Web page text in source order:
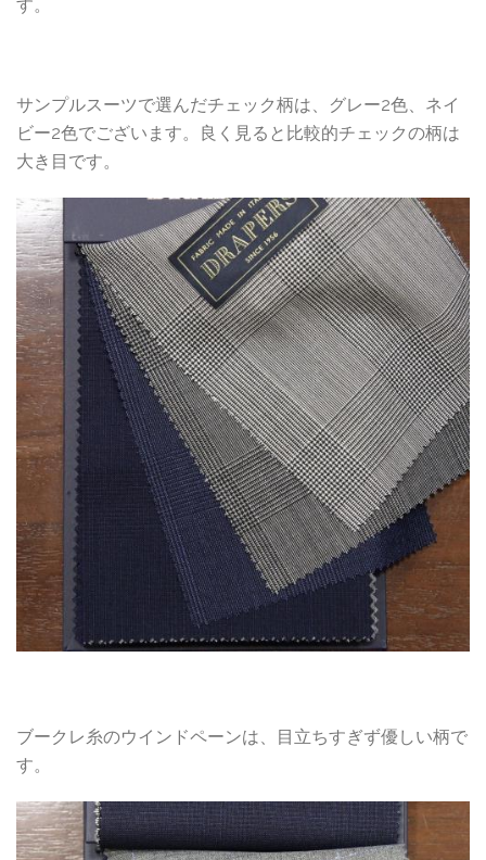
す。
サンプルスーツで選んだチェック柄は、グレー2色、ネイ
ビー2色でございます。良く見ると比較的チェックの柄は
大き目です。
ブークレ糸のウインドペーンは、目立ちすぎず優しい柄で
す。